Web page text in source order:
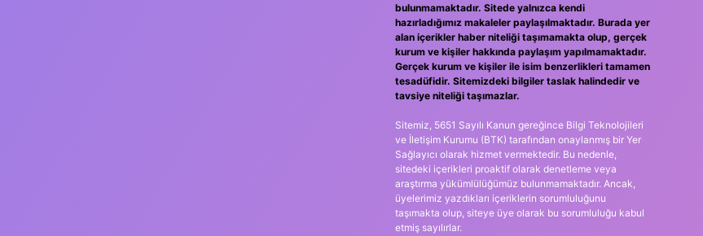
bulunmamaktadır. Sitede yalnızca kendi
hazırladığımız makaleler paylaşılmaktadır. Burada yer
alan içerikler haber niteliği taşımamakta olup, gerçek
kurum ve kişiler hakkında paylaşım yapılmamaktadır.
Gerçek kurum ve kişiler ile isim benzerlikleri tamamen
tesadüfidir. Sitemizdeki bilgiler taslak halindedir ve
tavsiye niteliği taşımazlar.
Sitemiz, 5651 Sayılı Kanun gereğince Bilgi Teknolojileri
ve İletişim Kurumu (BTK) tarafından onaylanmış bir Yer
Sağlayıcı olarak hizmet vermektedir. Bu nedenle,
sitedeki içerikleri proaktif olarak denetleme veya
araştırma yükümlülüğümüz bulunmamaktadır. Ancak,
üyelerimiz yazdıkları içeriklerin sorumluluğunu
taşımakta olup, siteye üye olarak bu sorumluluğu kabul
etmiş sayılırlar.